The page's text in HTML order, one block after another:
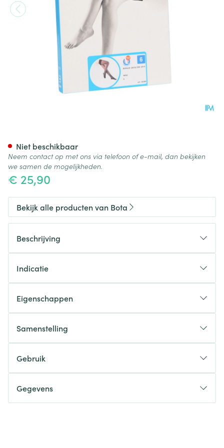
€ 25,90
Niet beschikbaar
Neem contact op met ons via telefoon of e-mail, dan bekijken
we samen de mogelijkheden.
Bekijk alle producten van Bota
Beschrijving
Indicatie
Eigenschappen
Samenstelling
Gebruik
Gegevens